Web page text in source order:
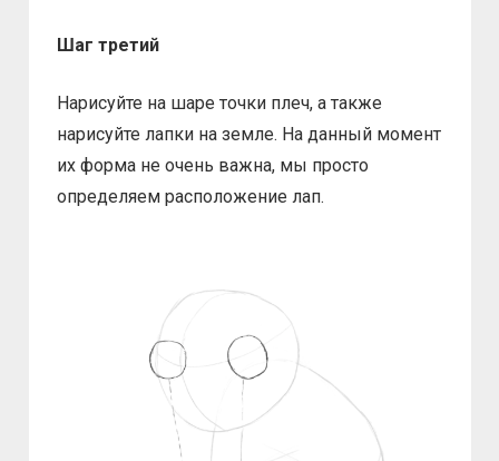
Шаг третий
Нарисуйте на шаре точки плеч, а также
нарисуйте лапки на земле. На данный момент
их форма не очень важна, мы просто
определяем расположение лап.